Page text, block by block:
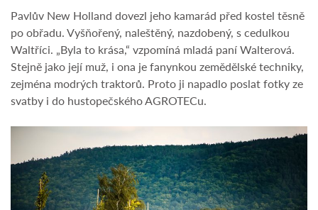
Pavlův New Holland dovezl jeho kamarád před kostel těsně
po obřadu. Vyšňořený, naleštěný, nazdobený, s cedulkou
Waltříci. „Byla to krása,“ vzpomíná mladá paní Walterová.
Stejně jako její muž, i ona je fanynkou zemědělské techniky,
zejména modrých traktorů. Proto ji napadlo poslat fotky ze
svatby i do hustopečského AGROTECu.